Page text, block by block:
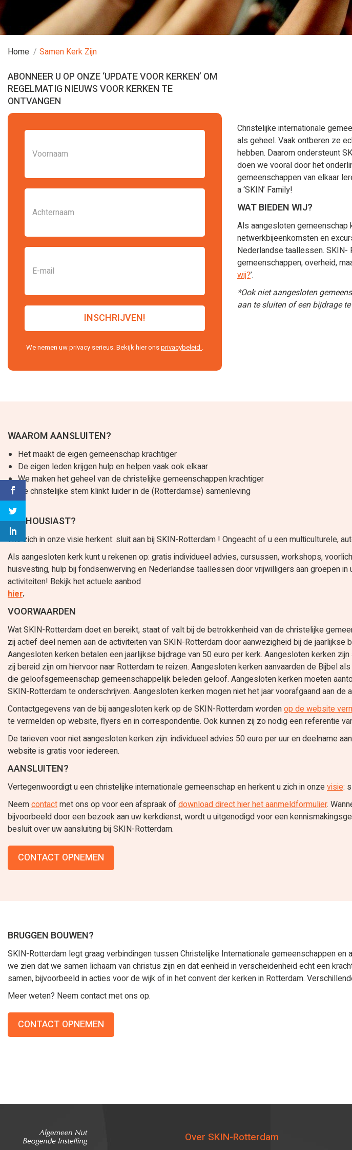
Home Samen Kerk Zijn
ABONNEER U OP ONZE ‘UPDATE VOOR KERKEN’ OM
REGELMATIG NIEUWS VOOR KERKEN TE
ONTVANGEN
We nemen uw privacy serieus. Bekijk hier onsprivacybeleid .
Christelijke internationale
als geheel. Vaak ontberen ze
hebben. Daarom ondersteunt
doen we vooral door het
gemeenschappen van elkaar
a ‘SKIN’ Family!
WAT BIEDEN WIJ?
Als aangesloten gemeenschap
netwerkbijeenkomsten en
Nederlandse taallessen. SKIN-
gemeenschappen, overheid,
wij?’.
*Ook niet aangesloten
aan te sluiten of een bijdrage
WAAROM AANSLUITEN?
Het maakt de eigen gemeenschap krachtiger
De eigen leden krijgen hulp en helpen vaak ook elkaar
We maken het geheel van de christelijke gemeenschappen krachtiger
De christelijke stem klinkt luider in de (Rotterdamse) samenleving
ENTHOUSIAST?
Wie zich in onze visie herkent: sluit aan bij SKIN-Rotterdam ! Ongeacht of u een multiculturele,
Als aangesloten kerk kunt u rekenen op: gratis individueel advies, cursussen, workshops,
huisvesting, hulp bij fondsenwerving en Nederlandse taallessen door vrijwilligers aan groepen
activiteiten! Bekijk het actuele aanbod
hier.
VOORWAARDEN
Wat SKIN-Rotterdam doet en bereikt, staat of valt bij de betrokkenheid van de christelijke
zij actief deel nemen aan de activiteiten van SKIN-Rotterdam door aanwezigheid bij de
Aangesloten kerken betalen een jaarlijkse bijdrage van 50 euro per kerk. Aangesloten kerken
zij bereid zijn om hiervoor naar Rotterdam te reizen. Aangesloten kerken aanvaarden de
die geloofsgemeenschap gemeenschappelijk beleden geloof. Aangesloten kerken moeten
SKIN-Rotterdam te onderschrijven. Aangesloten kerken mogen niet het jaar voorafgaand aan
Contactgegevens van de bij aangesloten kerk op de SKIN-Rotterdam wordenop de website
te vermelden op website, flyers en in correspondentie. Ook kunnen zij zo nodig een referentie
De tarieven voor niet aangesloten kerken zijn: individueel advies 50 euro per uur en deelname
website is gratis voor iedereen.
AANSLUITEN?
Vertegenwoordigt u een christelijke internationale gemeenschap en herkent u zich in onzevisie:
Neemcontactmet ons op voor een afspraak ofdownload direct hier het aanmeldformulier.
bijvoorbeeld door een bezoek aan uw kerkdienst, wordt u uitgenodigd voor een
besluit over uw aansluiting bij SKIN-Rotterdam.
CONTACT OPNEMEN
BRUGGEN BOUWEN?
SKIN-Rotterdam legt graag verbindingen tussen Christelijke Internationale gemeenschappen
we zien dat we samen lichaam van christus zijn en dat eenheid in verscheidenheid echt een
samen, bijvoorbeeld in acties voor de wijk of in het convent der kerken in Rotterdam.
Meer weten? Neem contact met ons op.
CONTACT OPNEMEN
Over SKIN-Rotterdam